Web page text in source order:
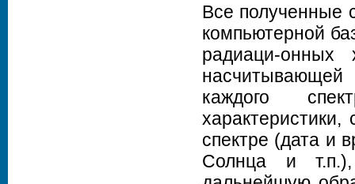
Все полученные
компьютерной
радиаци-онных
каждого
спектре (дата и
Солнца и т.п.),